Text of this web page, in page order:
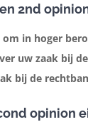
2nd
in hoger
uw zaak bij
bij de
opinion